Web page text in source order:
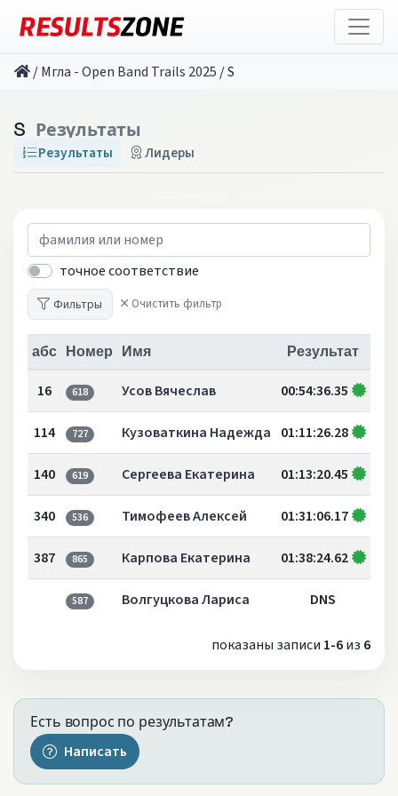
/Мгла - Open Band Trails 2025 /S
S Результаты
Результаты Лидеры
точное соответствие
Фильтры Очистить фильтр
абс Номер Имя Результат
16 618 Усов Вячеслав 00:54:36.35
114 727 Кузоваткина Надежда 01:11:26.28
140 619 Сергеева Екатерина 01:13:20.45
340 536 Тимофеев Алексей 01:31:06.17
387 865 Карпова Екатерина 01:38:24.62
587 Волгуцкова Лариса DNS
показаны записи 1-6из 6
Есть вопрос по результатам?
Написать